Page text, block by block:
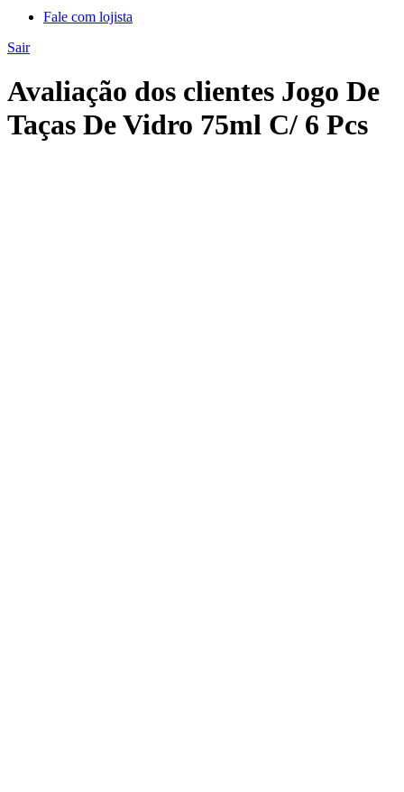
Fale com lojista
Sair
Avaliação dos clientes Jogo De
Taças De Vidro 75ml C/ 6 Pcs